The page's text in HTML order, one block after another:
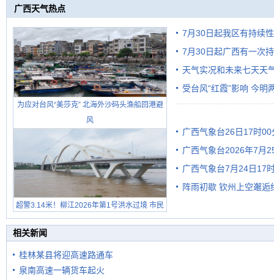
广西天气热点
为应对台风“美莎克” 北海外沙码头渔船回港避
风
超警3.14米！柳江2026年第1号洪水过境 市民
在堤岸见证汛况
7月30日起我区有持续
7月30日起广西有一次
天气实况和未来七天天
受台风“红霞”影响 今明
广西气象台26日17时
广西气象台2026年7月
级预警
广西气象台7月24日17
阵雨初歇 钦州上空邂逅
相关新闻
桂林某县将迎高速路通车
泉南高速一辆货车起火